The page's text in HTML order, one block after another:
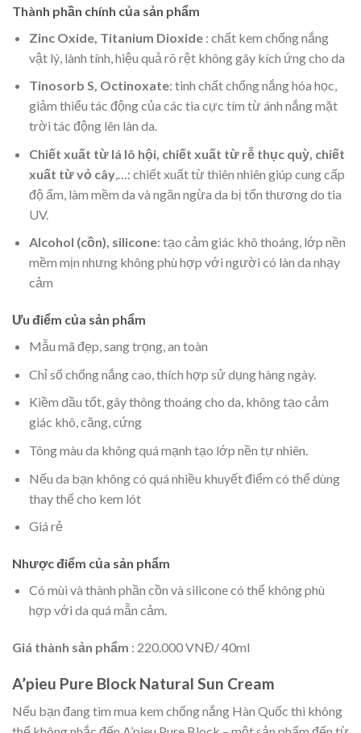
Thành phần chính của sản phẩm
Zinc Oxide, Titanium Dioxide: chất kem chống nắng
vật lý, lành tính, hiệu quả rõ rệt không gây kích ứng cho da
Tinosorb S, Octinoxate: tinh chất chống nắng hóa học,
giảm thiểu tác động của các tia cực tím từ ánh nắng mặt
trời tác động lên làn da.
Chiết xuất từ lá lô hội, chiết xuất từ rễ thục quỳ, chiết
xuất từ vỏ cây,…: chiết xuất từ thiên nhiên giúp cung cấp
độ ẩm, làm mềm da và ngăn ngừa da bị tổn thương do tia
UV.
Alcohol (cồn), silicone: tạo cảm giác khô thoáng, lớp nền
mềm mịn nhưng không phù hợp với người có làn da nhạy
cảm
Ưu điểm của sản phẩm
Mẫu mã đẹp, sang trọng, an toàn
Chỉ số chống nắng cao, thích hợp sử dụng hàng ngày.
Kiềm dầu tốt, gây thông thoáng cho da, không tạo cảm
giác khô, căng, cứng
Tông màu da không quá mạnh tạo lớp nền tự nhiên.
Nếu da bạn không có quá nhiều khuyết điểm có thể dùng
thay thế cho kem lót
Giá rẻ
Nhược điểm của sản phẩm
Có mùi và thành phần cồn và silicone có thể không phù
hợp với da quá mẫn cảm.
Giá thành sản phẩm : 220.000 VNĐ/ 40ml
A’pieu Pure Block Natural Sun Cream
Nếu bạn đang tìm mua kem chống nắng Hàn Quốc thì không